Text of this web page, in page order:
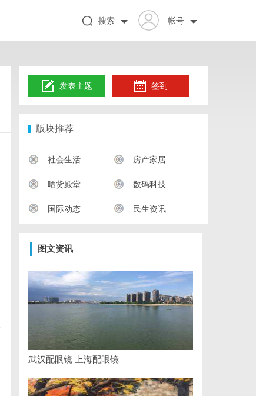
帐号
搜索
发表主题 签到
版块推荐
社会生活 房产家居
晒货殿堂 数码科技
国际动态 民生资讯
图文资讯
武汉配眼镜 上海配眼镜